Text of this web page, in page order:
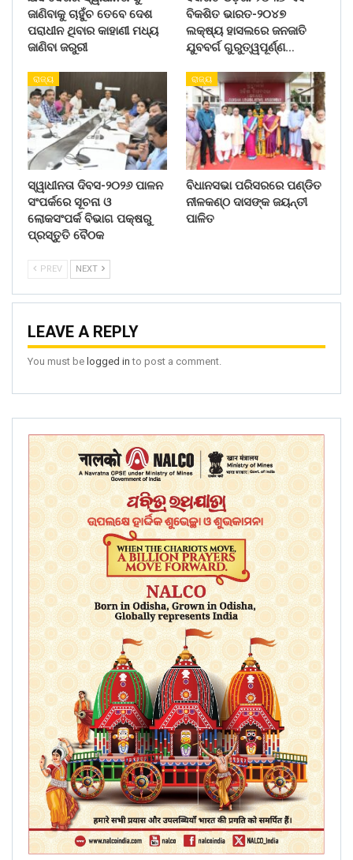
ଜାଣିବାକୁ ଚାହୁଁଚ ତେବେ ଦେଶ
ପରାଧୀନ ଥିବାର କାହାଣୀ ମଧ୍ୟ
ଜାଣିବା ଜରୁରୀ
ବିକଶିତ ଭାରତ-୨୦୪୭
ଲକ୍ଷ୍ୟ ହାସଲରେ ଜନଜାତି
ଯୁବବର୍ଗ ଗୁରୁତ୍ୱପୂର୍ଣ୍ଣ…
ରାଜ୍ୟ
ସ୍ୱାଧୀନତା ଦିବସ-୨୦୨୬ ପାଳନ
ସଂପର୍କରେ ସୂଚନା ଓ
ଲୋକସଂପର୍କ ବିଭାଗ ପକ୍ଷରୁ
ପ୍ରସ୍ତୁତି ବୈଠକ
ରାଜ୍ୟ
ବିଧାନସଭା ପରିସରରେ ପଣ୍ଡିତ
ନୀଳକଣ୍ଠ ଦାସଙ୍କ ଜୟନ୍ତୀ
ପାଳିତ
PREV NEXT
LEAVE A REPLY
You must be logged in to post a comment.